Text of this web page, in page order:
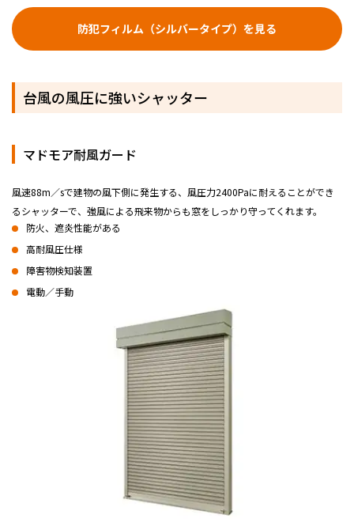
防犯フィルム（シルバータイプ）を見る
台風の風圧に強いシャッター
マドモア耐風ガード
風速88m／sで建物の風下側に発生する、風圧力2400Paに耐えることができ
るシャッターで、強風による飛来物からも窓をしっかり守ってくれます。
防火、遮炎性能がある
高耐風圧仕様
障害物検知装置
電動／手動